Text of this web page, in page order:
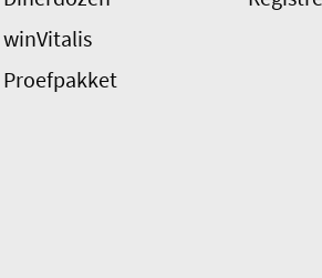
winVitalis
Proefpakket